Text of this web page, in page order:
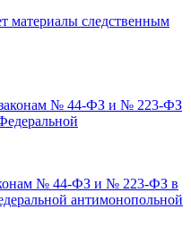
материалы следственным
№ 44-ФЗ и № 223-ФЗ в
антимонопольной